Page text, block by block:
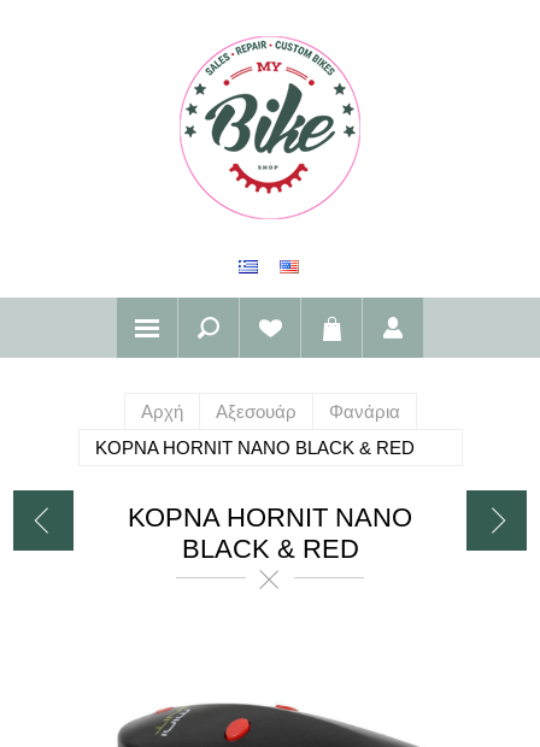
Αρχή Αξεσουάρ
Φανάρια
ΚΟΡΝΑ HORNIT NANO BLACK & RED
ΚΟΡΝΑ HORNIT NANO
BLACK & RED